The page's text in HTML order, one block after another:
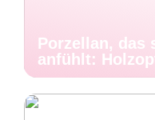
Porzellan, das
anfühlt: